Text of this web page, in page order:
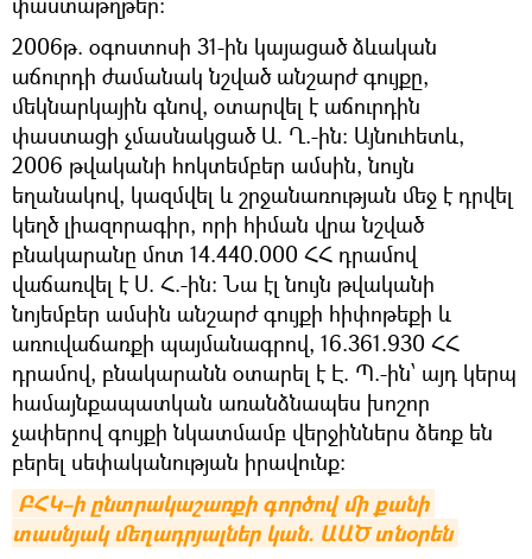
2006թ. օգոստոսի 31-ին կայացած ձևական
աճուրդի ժամանակ նշված անշարժ գույքը,
մեկնարկային գնով, օտարվել է աճուրդին
փաստացի չմասնակցած Ա. Ղ.-ին։ Այնուհետև,
2006 թվականի հոկտեմբեր ամսին, նույն
եղանակով, կազմվել և շրջանառության մեջ է դրվել
կեղծ լիազորագիր, որի հիման վրա նշված
բնակարանը մոտ 14.440.000 ՀՀ դրամով
վաճառվել է Ս. Հ.-ին։ Նա էլ նույն թվականի
նոյեմբեր ամսին անշարժ գույքի հիփոթեքի և
առուվաճառքի պայմանագրով, 16.361.930 ՀՀ
դրամով, բնակարանն օտարել է Է. Պ.-ին՝ այդ կերպ
համայնքապատկան առանձնապես խոշոր
չափերով գույքի նկատմամբ վերջիններս ձեռք են
բերել սեփականության իրավունք:
ԲՀԿ–ի ընտրակաշառքի գործով մի քանի
տասնյակ մեղադրյալներ կան. ԱԱԾ տնօրեն